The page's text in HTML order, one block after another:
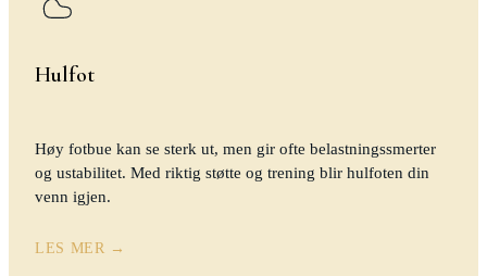
Hulfot
Høy fotbue kan se sterk ut, men gir ofte belastningssmerter
og ustabilitet. Med riktig støtte og trening blir hulfoten din
venn igjen.
LES MER →